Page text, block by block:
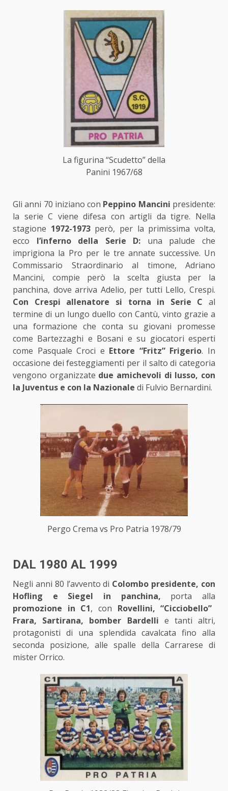
La figurina “Scudetto” della
Panini 1967/68
Gli anni 70 iniziano con Peppino Mancini presidente:
la serie C viene difesa con artigli da tigre. Nella
stagione 1972-1973però, per la primissima volta,
ecco l’inferno della Serie D: una palude che
imprigiona la Pro per le tre annate successive. Un
Commissario Straordinario al timone, Adriano
Mancini, compie però la scelta giusta per la
panchina, dove arriva Adelio, per tutti Lello, Crespi.
Con Crespi allenatore si torna in Serie C al
termine di un lungo duello con Cantù, vinto grazie a
una formazione che conta su giovani promesse
come Bartezzaghi e Bosani e su giocatori esperti
come Pasquale Croci e Ettore “Fritz” Frigerio. In
occasione dei festeggiamenti per il salto di categoria
vengono organizzate due amichevoli di lusso, con
la Juventus e con la Nazionale di Fulvio Bernardini.
Pergo Crema vs Pro Patria 1978/79
DAL 1980 AL 1999
Negli anni 80 l’avvento di Colombo presidente, con
Hofling e Siegel in panchina, porta alla
promozione in C1, con Rovellini, “Cicciobello”
Frara, Sartirana, bomber Bardelli e tanti altri,
protagonisti di una splendida cavalcata fino alla
seconda posizione, alle spalle della Carrarese di
mister Orrico.